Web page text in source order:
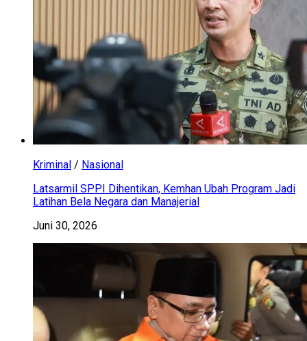
Kriminal / Nasional
Latsarmil SPPI Dihentikan, Kemhan Ubah Program Jadi
Latihan Bela Negara dan Manajerial
Juni 30, 2026